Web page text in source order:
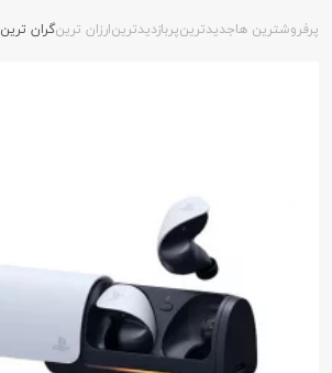
پرفروشترین هاجدیدترینپربازدیدترینارزان ترینگران ترین